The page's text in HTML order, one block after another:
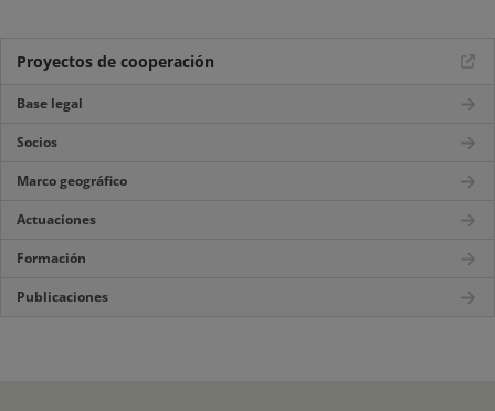
Proyectos de cooperación
Base legal
Socios
Marco geográfico
Actuaciones
Formación
Publicaciones